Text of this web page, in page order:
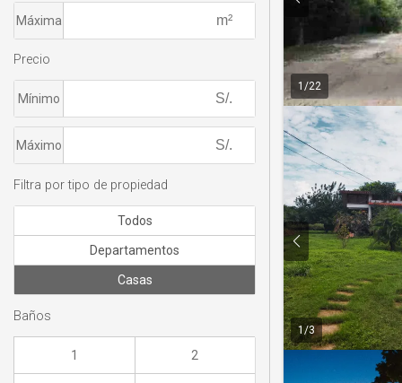
1 /22
1/3
Máxima
Precio
Mínimo
Máximo
Filtra por tipo de propiedad
Todos
Departamentos
Casas
Baños
1 2